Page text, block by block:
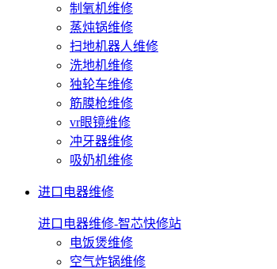
制氧机维修
蒸炖锅维修
扫地机器人维修
洗地机维修
独轮车维修
筋膜枪维修
vr眼镜维修
冲牙器维修
吸奶机维修
进口电器维修
进口电器维修-智芯快修站
电饭煲维修
空气炸锅维修